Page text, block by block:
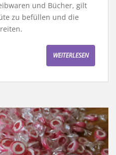
und Bücher, gilt
zu befüllen und die
WEITERLESEN